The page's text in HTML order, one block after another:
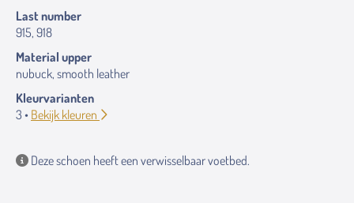
Last number
915, 918
Material upper
nubuck, smooth leather
Kleurvarianten
3 • Bekijk kleuren
Deze schoen heeft een verwisselbaar voetbed.